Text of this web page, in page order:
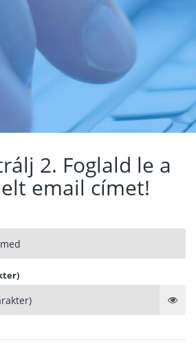
2. Foglald le a
email címet!